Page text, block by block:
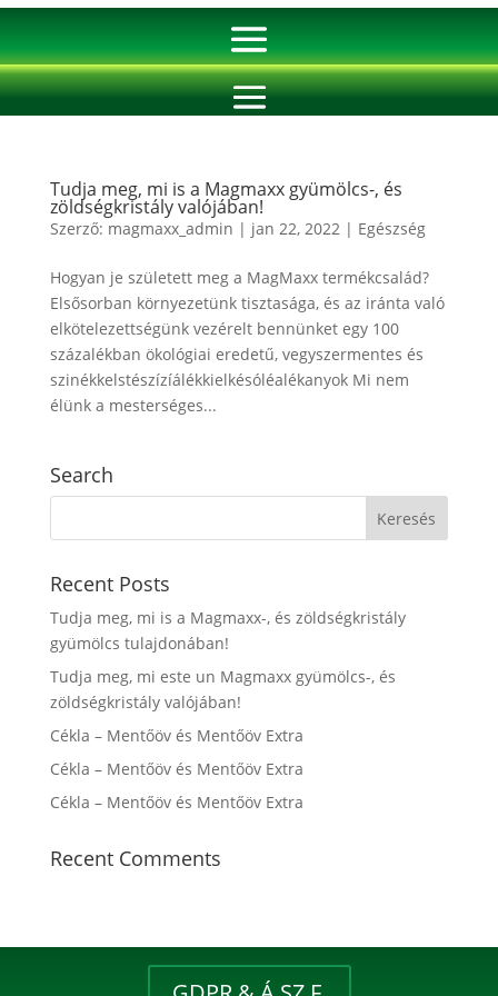
Tudja meg, mi is a Magmaxx gyümölcs-, és
zöldségkristály valójában!
Szerző: magmaxx_admin | jan 22, 2022| Egészség
Hogyan je született meg a MagMaxx termékcsalád?
Elsősorban környezetünk tisztasága, és az iránta való
elkötelezettségünk vezérelt bennünket egy 100
százalékban ökológiai eredetű, vegyszermentes és
szinékkelstészízíálékkielkésóléalékanyok Mi nem
élünk a mesterséges...
Search
Recent Posts
Tudja meg, mi is a Magmaxx-, és zöldségkristály
gyümölcs tulajdonában!
Tudja meg, mi este un Magmaxx gyümölcs-, és
zöldségkristály valójában!
Cékla – Mentőöv és Mentőöv Extra
Cékla – Mentőöv és Mentőöv Extra
Cékla – Mentőöv és Mentőöv Extra
Recent Comments